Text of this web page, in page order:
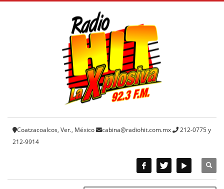
Coatzacoalcos, Ver., México cabina@radiohit.com.mx
212-0775 y
212-9914